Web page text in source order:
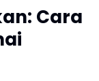
Cara